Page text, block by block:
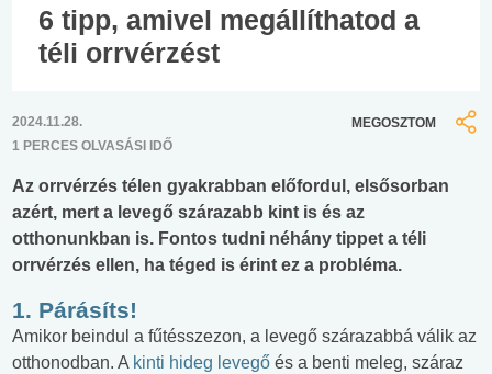
6 tipp, amivel megállíthatod a
téli orrvérzést
2024.11.28.
1 PERCES OLVASÁSI IDŐ
MEGOSZTOM
Az orrvérzés télen gyakrabban előfordul, elsősorban
azért, mert a levegő szárazabb kint is és az
otthonunkban is. Fontos tudni néhány tippet a téli
orrvérzés ellen, ha téged is érint ez a probléma.
1. Párásíts!
Amikor beindul a fűtésszezon, a levegő szárazabbá válik az
otthonodban. A kinti hideg levegő és a benti meleg, száraz